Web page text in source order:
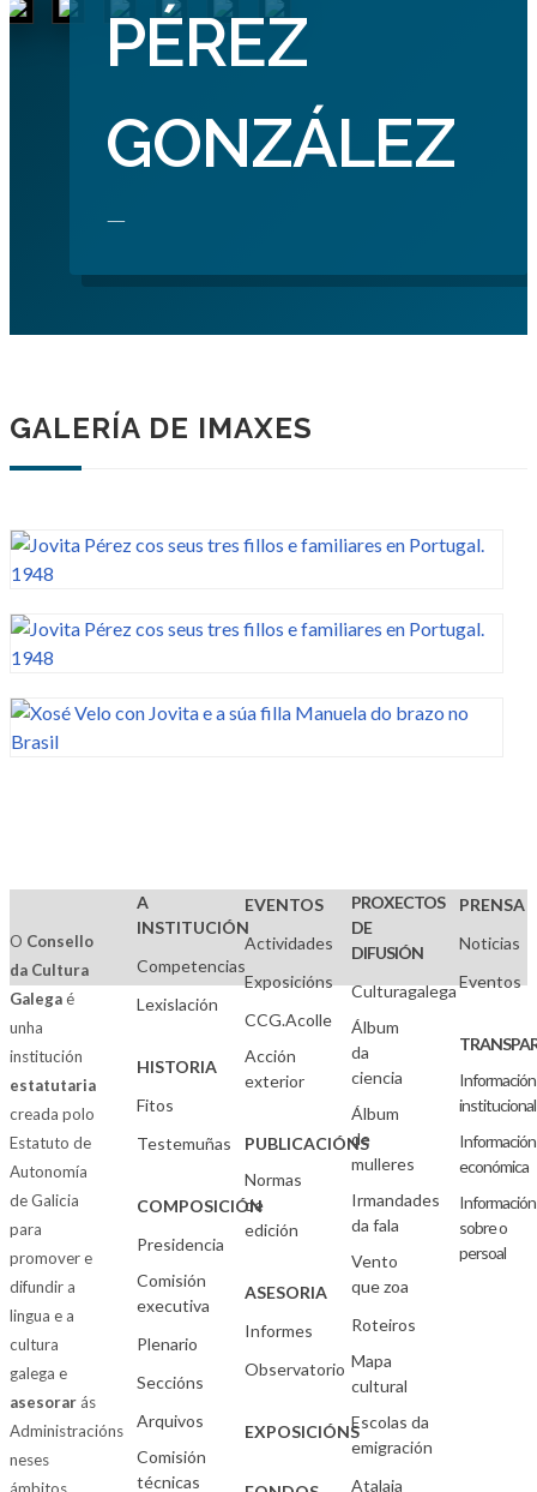
PÉREZ
GONZÁLEZ
—
GALERÍA DE IMAXES
O Consello
da Cultura
Galegaé
unha
institución
estatutaria
creada polo
Estatuto de
Autonomía
de Galicia
para
promover e
difundir a
lingua e a
cultura
galega e
asesorarás
Administracións
neses
A
INSTITUCIÓN
Competencias
Lexislación
HISTORIA
Fitos
Testemuñas
COMPOSICIÓN
Presidencia
Comisión
executiva
Plenario
Seccións
Arquivos
Comisión
técnicas
EVENTOS
Actividades
Exposicións
CCG.Acolle
Acción
exterior
PUBLICACIÓNS
Normas
de
edición
ASESORIA
Informes
Observatorio
EXPOSICIÓNS
PROXECTOS
DE
DIFUSIÓN
Culturagalega
Álbum
da
ciencia
Álbum
de
mulleres
Irmandades
da fala
Vento
que zoa
Roteiros
Mapa
cultural
Escolas da
emigración
Atalaia
PRENSA
Noticias
Eventos
Información
institucional
Información
económica
Información
sobre o
persoal